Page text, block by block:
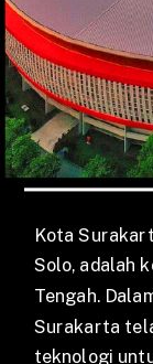
Kota
Solo, adalah
Tengah.
Surakarta
teknologi